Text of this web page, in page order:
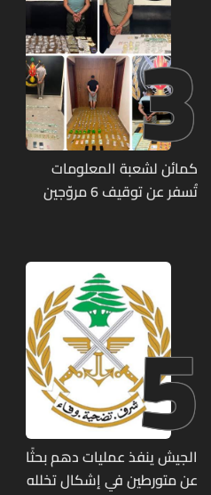
3
كمائن لشعبة المعلومات
تُسفر عن توقيف 6 مروّجين
5
الجيش ينفذ عمليات دهم بحثًا
عن متورطين في إشكال تخلله